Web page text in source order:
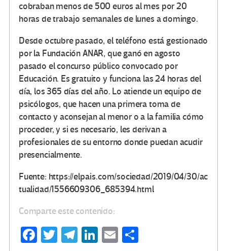
cobraban menos de 500 euros al mes por 20
horas de trabajo semanales de lunes a domingo.
Desde octubre pasado, el teléfono está gestionado
por la Fundación ANAR, que ganó en agosto
pasado el concurso público convocado por
Educación. Es gratuito y funciona las 24 horas del
día, los 365 días del año. Lo atiende un equipo de
psicólogos, que hacen una primera toma de
contacto y aconsejan al menor o a la familia cómo
proceder, y si es necesario, les derivan a
profesionales de su entorno donde puedan acudir
presencialmente.
Fuente: https://elpais.com/sociedad/2019/04/30/ac
tualidad/1556609306_685394.html
Comparte este contenido:
Fa T
Te
Li
E